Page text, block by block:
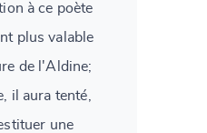
à ce poète
plus valable
de l'Aldine;
il aura tenté,
une